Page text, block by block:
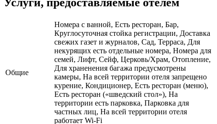
Услуги, предоставляемые отелем
Общие
Номера с ванной, Есть ресторан, Бар,
Круглосуточная стойка регистрации, Доставка
свежих газет и журналов, Сад, Терраса, Для
некурящих есть отдельные номера, Номера для
семей, Лифт, Сейф, Церковь/Храм, Отопление,
Для храненения багажа предусмотрены
камеры, На всей территории отеля запрещено
курение, Кондиционер, Есть ресторан (меню),
Есть ресторан («шведский стол»), На
территории есть парковка, Парковка для
частных лиц, На всей территории отеля
работает Wi-Fi